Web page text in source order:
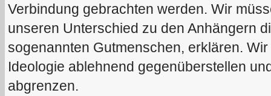
Verbindung gebrachten werden. Wir
unseren Unterschied zu den Anhängern
sogenannten Gutmenschen, erklären.
Ideologie ablehnend gegenüberstellen
abgrenzen.